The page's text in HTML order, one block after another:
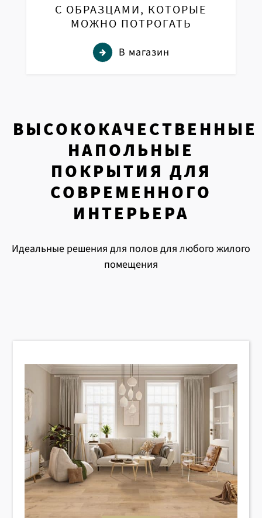
С ОБРАЗЦАМИ, КОТОРЫЕ
МОЖНО ПОТРОГАТЬ
В магазин
ВЫСОКОКАЧЕСТВЕННЫЕ
НАПОЛЬНЫЕ
ПОКРЫТИЯ ДЛЯ
СОВРЕМЕННОГО
ИНТЕРЬЕРА
Идеальные решения для полов для любого жилого
помещения